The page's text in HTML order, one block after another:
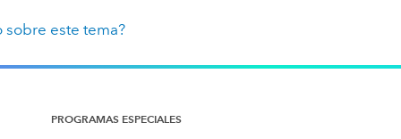
este tema?
PROGRAMAS ESPECIALES